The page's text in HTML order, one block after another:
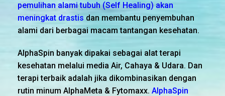
pemulihan alami tubuh (Self Healing) akan
meningkat drastis dan membantu penyembuhan
alami dari berbagai macam tantangan kesehatan.
AlphaSpin banyak dipakai sebagai alat terapi
kesehatan melalui media Air, Cahaya & Udara. Dan
terapi terbaik adalah jika dikombinasikan dengan
rutin minum AlphaMeta & Fytomaxx. AlphaSpin